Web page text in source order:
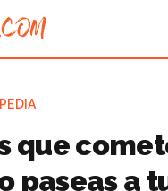
que
paseas a